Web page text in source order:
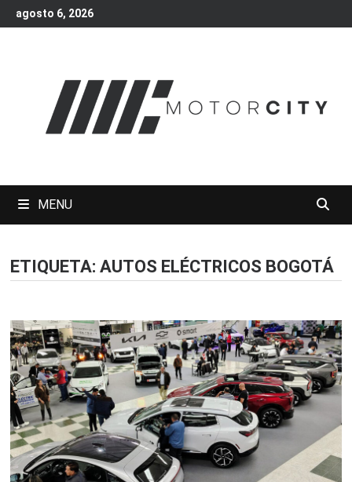
Skip
to
agosto 6, 2026
MENU
ETIQUETA:AUTOS ELÉCTRICOS BOGOTÁ